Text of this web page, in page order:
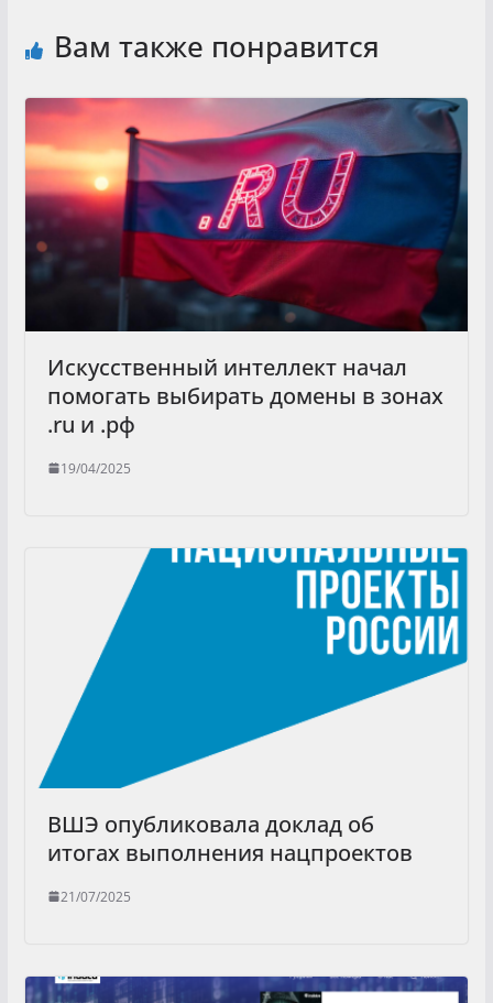
Вам также понравится
Искусственный интеллект начал
помогать выбирать домены в зонах
.ru и .рф
19/04/2025
ВШЭ опубликовала доклад об
итогах выполнения нацпроектов
21/07/2025